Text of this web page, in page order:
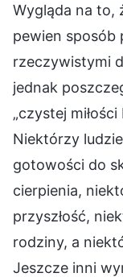
Wygląda na to,
pewien sposób
rzeczywistymi
jednak
„czystej
Niektórzy
gotowości do
cierpienia,
przyszłość,
rodziny, a
Jeszcze inni